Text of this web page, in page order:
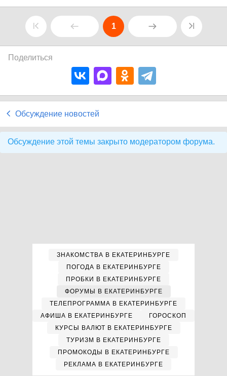
1
Поделиться
Обсуждение новостей
Обсуждение этой темы закрыто модератором форума.
ЗНАКОМСТВА В ЕКАТЕРИНБУРГЕ
ПОГОДА В ЕКАТЕРИНБУРГЕ
ПРОБКИ В ЕКАТЕРИНБУРГЕ
ФОРУМЫ В ЕКАТЕРИНБУРГЕ
ТЕЛЕПРОГРАММА В ЕКАТЕРИНБУРГЕ
АФИША В ЕКАТЕРИНБУРГЕ
ГОРОСКОП
КУРСЫ ВАЛЮТ В ЕКАТЕРИНБУРГЕ
ТУРИЗМ В ЕКАТЕРИНБУРГЕ
ПРОМОКОДЫ В ЕКАТЕРИНБУРГЕ
РЕКЛАМА В ЕКАТЕРИНБУРГЕ